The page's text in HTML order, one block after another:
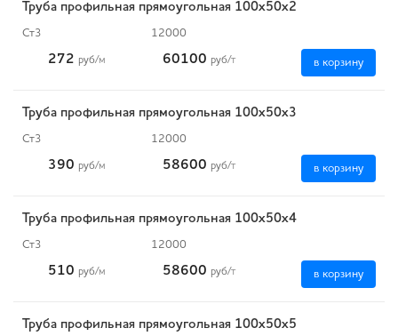
Труба профильная прямоугольная 100х50х2
Ст3 12000
272 руб/м 60100 руб/т в корзину
Труба профильная прямоугольная 100х50х3
Ст3 12000
390 руб/м 58600 руб/т в корзину
Труба профильная прямоугольная 100х50х4
Ст3 12000
510 руб/м 58600 руб/т в корзину
Труба профильная прямоугольная 100х50х5